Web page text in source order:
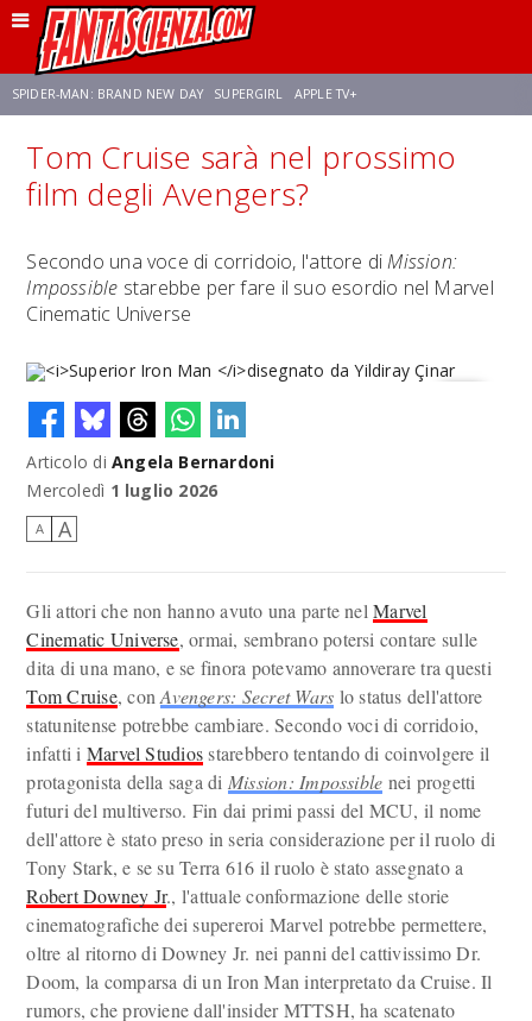
SPIDER-MAN: BRAND NEW DAY SUPERGIRL APPLE TV+
FRANCO RICCIARDIELLO ZENDAYA STAR TREK AVENGERS: DOOMSDAY
Tom Cruise sarà nel prossimo
film degli Avengers?
Secondo una voce di corridoio, l'attore diMission:
Impossible starebbe per fare il suo esordio nel Marvel
Cinematic Universe
Superior Iron Man disegnato da Yildiray Çinar
Articolo di Angela Bernardoni
Mercoledì 1 luglio 2026
A A
Gli attori che non hanno avuto una parte nelMarvel
Cinematic Universe, ormai, sembrano potersi contare sulle
dita di una mano, e se finora potevamo annoverare tra questi
Tom Cruise, conAvengers: Secret Wars lo status dell'attore
statunitense potrebbe cambiare. Secondo voci di corridoio,
infatti i Marvel Studiosstarebbero tentando di coinvolgere il
protagonista della saga di Mission: Impossible nei progetti
futuri del multiverso. Fin dai primi passi del MCU, il nome
dell'attore è stato preso in seria considerazione per il ruolo di
Tony Stark, e se su Terra 616 il ruolo è stato assegnato a
Robert Downey Jr., l'attuale conformazione delle storie
cinematografiche dei supereroi Marvel potrebbe permettere,
oltre al ritorno di Downey Jr. nei panni del cattivissimo Dr.
Doom, la comparsa di un Iron Man interpretato da Cruise. Il
rumors, che proviene dall'insider MTTSH, ha scatenato